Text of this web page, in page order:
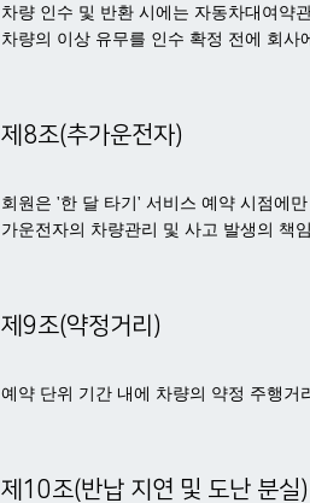
차량 인수 및 반환 시에는 자동차대여약
차량의 이상 유무를 인수 확정 전에 회사
제8조(추가운전자)
회원은 '한 달 타기' 서비스 예약 시점에
가운전자의 차량관리 및 사고 발생의 책
제9조(약정거리)
예약 단위 기간 내에 차량의 약정 주행거
제10조(반납 지연 및 도난 분실)